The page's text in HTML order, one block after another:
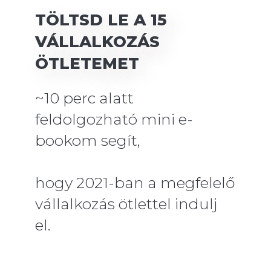
TÖLTSD LE A 15
VÁLLALKOZÁS
ÖTLETEMET
~10 perc alatt
feldolgozható mini e-
bookom segít,
hogy 2021-ban a megfelelő
vállalkozás ötlettel indulj
el.